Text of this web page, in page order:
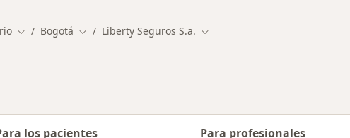
Cambiar de ciudad
Bogotá Cambiar de ciudad
Liberty Seguros S.a. Cambiar de ciudad
los pacientes
Para profesionales